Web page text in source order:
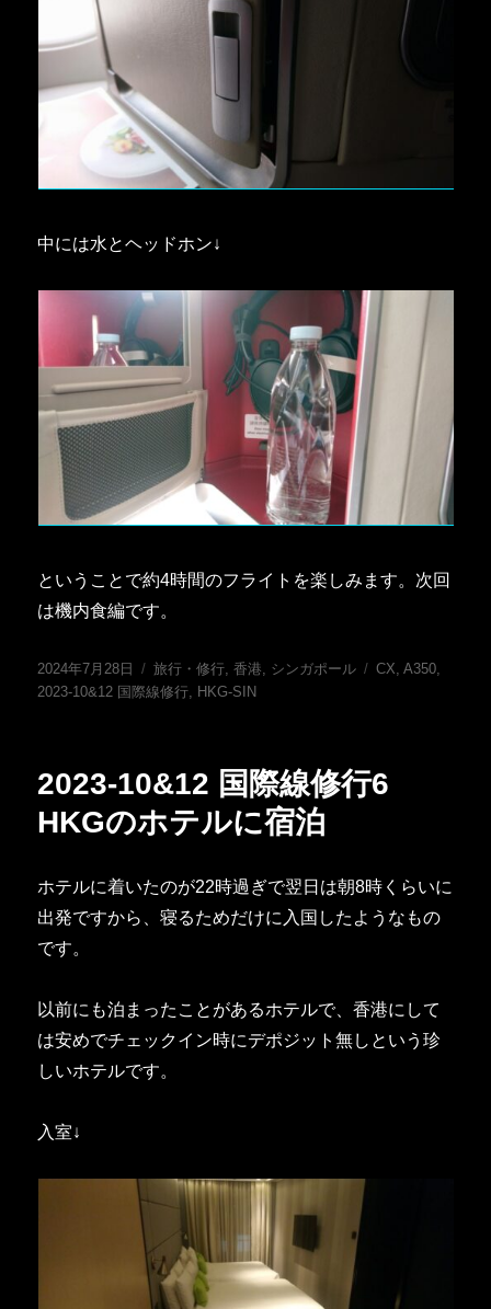
中には水とヘッドホン↓
ということで約4時間のフライトを楽しみます。次回
は機内食編です。
投
稿
2024年7月28日
カ
テ
旅行・修行 ,香港 シンガポール
タ
CX ,A350
2023-10&12 国際線修行
HKG-SIN
2023-10&12 国際線修行6
HKGのホテルに宿泊
ホテルに着いたのが22時過ぎで翌日は朝8時くらいに
出発ですから、寝るためだけに入国したようなもの
です。
以前にも泊まったことがあるホテルで、香港にして
は安めでチェックイン時にデポジット無しという珍
しいホテルです。
入室↓